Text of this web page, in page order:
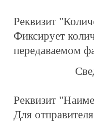
Реквизит
Фиксирует
передаваемом
Реквизит
Для